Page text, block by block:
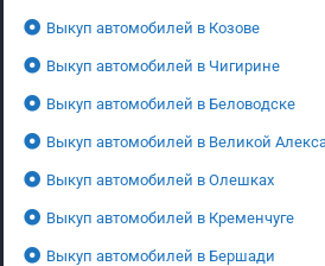
Выкуп автомобилей в Козове
Выкуп автомобилей в Чигирине
Выкуп автомобилей в Беловодске
Выкуп автомобилей в Великой
Выкуп автомобилей в Олешках
Выкуп автомобилей в Кременчуге
Выкуп автомобилей в Бершади